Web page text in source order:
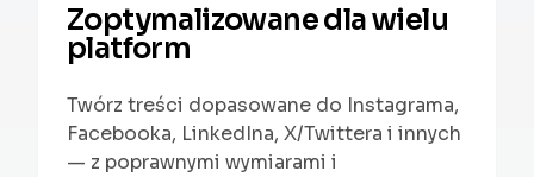
Zoptymalizowane dla wielu
platform
Twórz treści dopasowane do Instagrama,
Facebooka, LinkedIna, X/Twittera i innych
— z poprawnymi wymiarami i